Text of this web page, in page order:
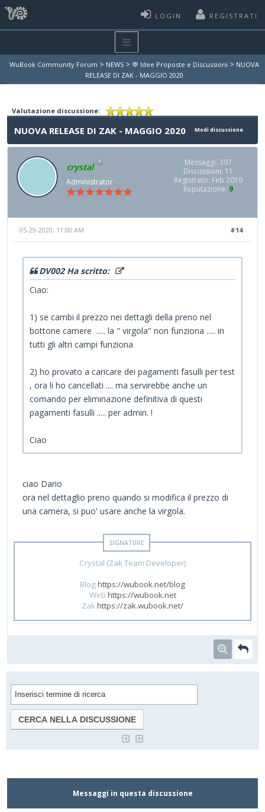
LOGIN REGISTRATI
WuBook Community Forum > NEWS > 💬 Idee Proposte e Discussioni > NUOVA
RELEASE DI ZAK - MAGGIO 2020
Valutazione discussione:
Modi discussione
NUOVA RELEASE DI ZAK - MAGGIO 2020
crystal
Administrator
Messaggi: 397
Discussioni: 11
Registrato: Feb 2019
Reputazione: 9
#14
05-29-2020, 11:00 AM
DV002 Ha scritto:
Ciao:
1) se cambi il prezzo nei dettagli della preno nel
bottone camere ..... la " virgola" non funziona ..... in
tutti gli altri campi funziona
2) ho provato a caricare dei pagamenti fasulli per test
, ora li ho cancellati .... ma servirebbe anche un
comando per eliminazione definitiva di questi
pagamenti fasulli ..... per admin. !
Ciao
ciao Dario
ora nel dettaglio preno quando si modifica il prezzo di
una camera, si puo' usare anche la virgola.
Crystal (Zak Team Developer)
Bloghttps://wubook.net/blog
Web https://wubook.net
Zakhttps://zak.wubook.net/
Messaggi in questa discussione